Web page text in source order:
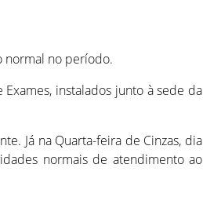
normal no período.
instalados junto à sede da
Já na Quarta-feira de Cinzas, dia
normais de atendimento ao